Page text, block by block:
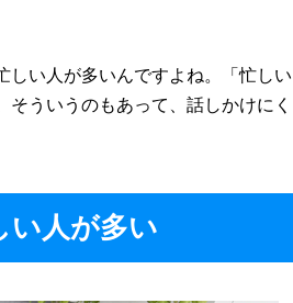
しい人が多いんですよね。「忙しい
ういうのもあって、話しかけにく
い人が多い